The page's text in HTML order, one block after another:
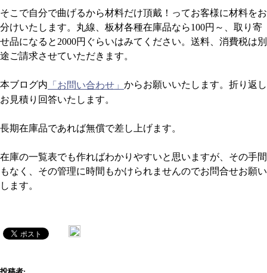
そこで自分で曲げるから材料だけ頂戴！ってお客様に材料をお
分けいたします。丸線、板材各種在庫品なら100円～、取り寄
せ品になると2000円ぐらいはみてください。送料、消費税は別
途ご請求させていただきます。
本ブログ内 「お問い合わせ」 からお願いいたします。折り返し
お見積り回答いたします。
長期在庫品であれば無償で差し上げます。
在庫の一覧表でも作ればわかりやすいと思いますが、その手間
もなく、その管理に時間もかけられませんのでお問合せお願い
します。